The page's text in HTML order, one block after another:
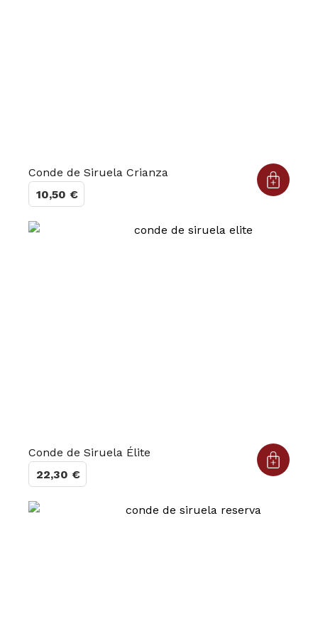
Conde de Siruela Crianza
10,50€
Conde de Siruela Élite
22,30€